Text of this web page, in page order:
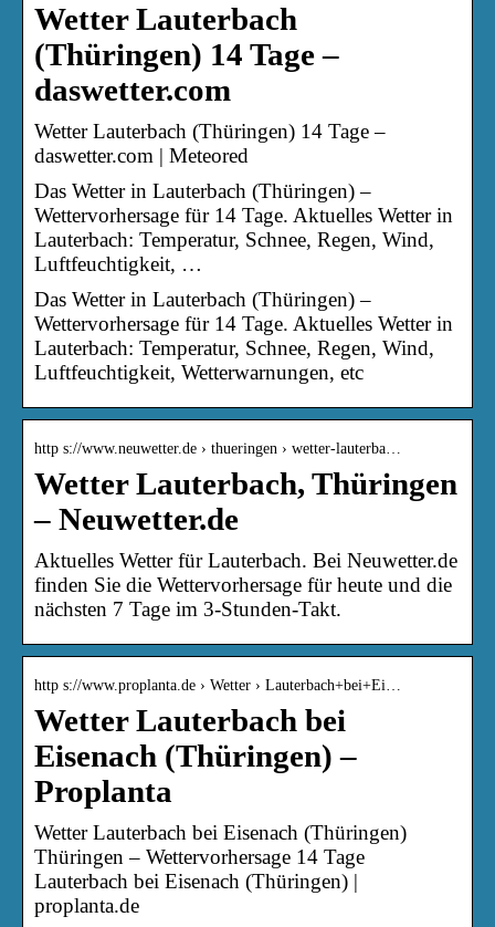
Wetter Lauterbach
(Thüringen) 14 Tage –
daswetter.com
Wetter Lauterbach (Thüringen) 14 Tage –
daswetter.com | Meteored
Das Wetter in Lauterbach (Thüringen) –
Wettervorhersage für 14 Tage. Aktuelles Wetter in
Lauterbach: Temperatur, Schnee, Regen, Wind,
Luftfeuchtigkeit, …
Das Wetter in Lauterbach (Thüringen) –
Wettervorhersage für 14 Tage. Aktuelles Wetter in
Lauterbach: Temperatur, Schnee, Regen, Wind,
Luftfeuchtigkeit, Wetterwarnungen, etc
http s://www.neuwetter.de › thueringen › wetter-lauterba…
Wetter Lauterbach, Thüringen
– Neuwetter.de
Aktuelles Wetter für Lauterbach. Bei Neuwetter.de
finden Sie die Wettervorhersage für heute und die
nächsten 7 Tage im 3-Stunden-Takt.
http s://www.proplanta.de › Wetter › Lauterbach+bei+Ei…
Wetter Lauterbach bei
Eisenach (Thüringen) –
Proplanta
Wetter Lauterbach bei Eisenach (Thüringen)
Thüringen – Wettervorhersage 14 Tage
Lauterbach bei Eisenach (Thüringen) |
proplanta.de